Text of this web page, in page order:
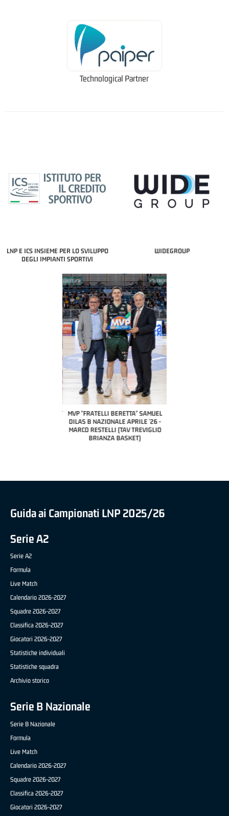
Technological Partner
LNP E ICS INSIEME PER LO SVILUPPO
DEGLI IMPIANTI SPORTIVI
WIDEGROUP
MVP "FRATELLI BERETTA" SAMUEL
DILAS B NAZIONALE APRILE '26 -
MARCO RESTELLI (TAV TREVIGLIO
BRIANZA BASKET)
Guida ai Campionati LNP 2025/26
Serie A2
Serie A2
Formula
Live Match
Calendario 2026-2027
Squadre 2026-2027
Classifica 2026-2027
Giocatori 2026-2027
Statistiche individuali
Statistiche squadra
Archivio storico
Serie B Nazionale
Serie B Nazionale
Formula
Live Match
Calendario 2026-2027
Squadre 2026-2027
Classifica 2026-2027
Giocatori 2026-2027